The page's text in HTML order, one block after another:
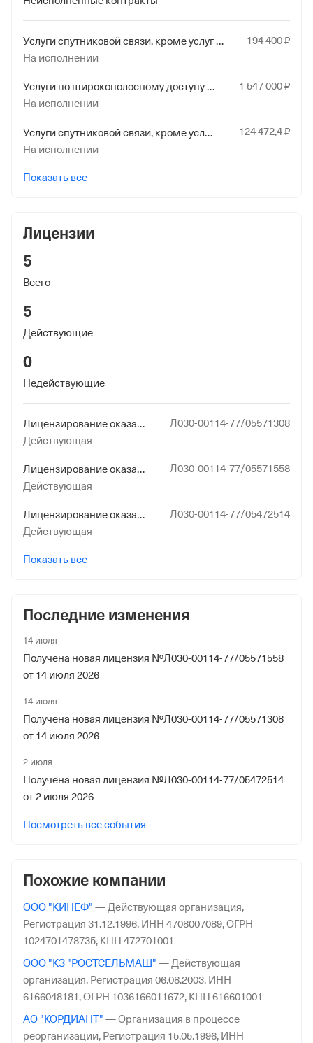
Страхования Российской Федерации по гор. Москве и
Услуги спутниковой связи, кроме услуг для целей теле- и радиовещания 194400₽
На исполнении
Услуги по широкополосному доступу к информационно-коммуникационной сети Интернет по беспроводным сетям 1 547000₽
На исполнении
Услуги спутниковой связи, кроме услуг для целей теле- и радиовещания 124472,4₽
На исполнении
Показать все
Лицензии
5
Всего
5
Действующие
0
Недействующие
Лицензирование оказания услуг связи
Л030-00114-77/05571308
Действующая
Лицензирование оказания услуг связи
Л030-00114-77/05571558
Действующая
Лицензирование оказания услуг связи
Л030-00114-77/05472514
Действующая
Показать все
Последние изменения
14 июля
Получена новая лицензия №Л030-00114-77/05571558
от 14 июля 2026
14 июля
Получена новая лицензия №Л030-00114-77/05571308
от 14 июля 2026
2 июля
Получена новая лицензия №Л030-00114-77/05472514
от 2 июля 2026
Посмотреть все события
Похожие компании
ООО "КИНЕФ" — Действующая организация,
Регистрация 31.12.1996, ИНН 4708007089,ОГРН
1024701478735, КПП 472701001
ООО "КЗ "РОСТСЕЛЬМАШ" — Действующая
организация, Регистрация 06.08.2003, ИНН
6166048181,ОГРН 1036166011672, КПП 616601001
АО "КОРДИАНТ" —Организация в процессе
реорганизации, Регистрация 15.05.1996, ИНН